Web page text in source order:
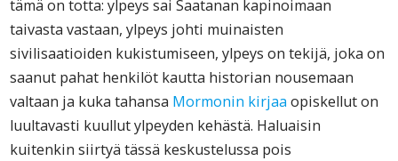
tämä on totta: ylpeys sai Saatanan kapinoimaan
taivasta vastaan, ylpeys johti muinaisten
sivilisaatioiden kukistumiseen, ylpeys on tekijä, joka on
saanut pahat henkilöt kautta historian nousemaan
valtaan ja kuka tahansa Mormonin kirjaa opiskellut on
luultavasti kuullut ylpeyden kehästä. Haluaisin
kuitenkin siirtyä tässä keskustelussa pois